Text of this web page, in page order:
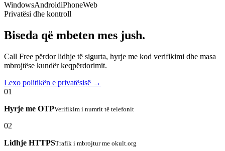
WindowsAndroidiPhoneWeb
Privatësi dhe kontroll
Biseda që mbeten mes jush.
Call Free përdor lidhje të sigurta, hyrje me kod verifikimi dhe masa
mbrojtëse kundër keqpërdorimit.
Lexo politikën e privatësisë →
01
Hyrje me OTPVerifikim i numrit të telefonit
02
Lidhje HTTPSTrafik i mbrojtur me okult.org